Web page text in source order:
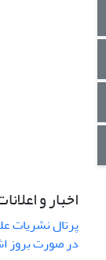
اخبار و
پرتال نشریات
در صورت بروز